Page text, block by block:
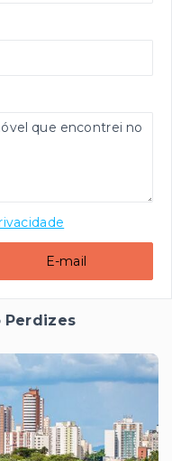
E-mail
Perdizes